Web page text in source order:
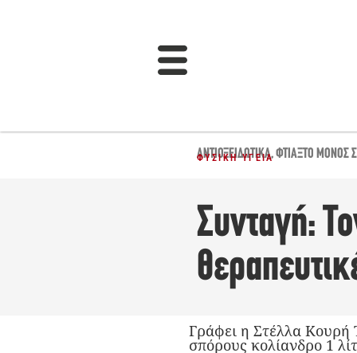
ΑΝΤΙΟΞΕΙΔΩΤΙΚΆ,ΦΤΙΆΞΤΟ ΜΌΝΟΣ
ΦΥΣΙΚΉ ΥΓΕΊΑ
Συνταγή:
Γράφει η Στέλλα Κουρή
σπόρους κολίανδρο 1